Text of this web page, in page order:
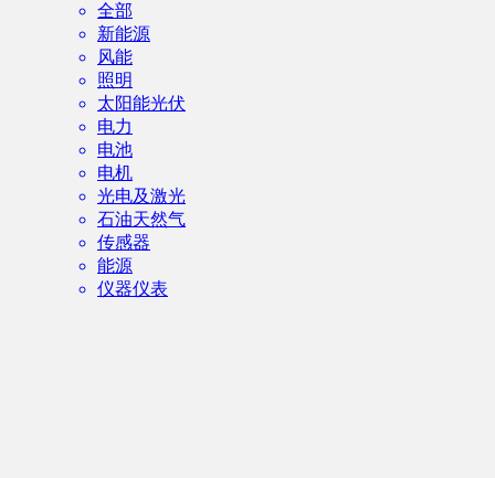
全部
新能源
风能
照明
太阳能光伏
电力
电池
电机
光电及激光
石油天然气
传感器
能源
仪器仪表